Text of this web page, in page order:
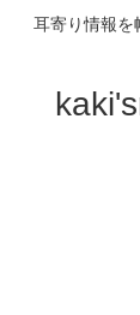
耳寄り情報を